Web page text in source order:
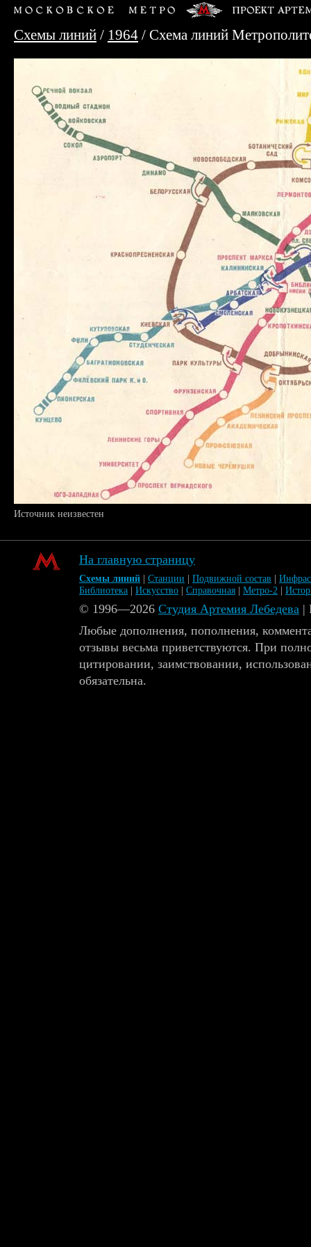
Схемы линий / 1964 / Схема линий
Источник неизвестен
На главную страницу
Схемы линий | Станции | Подвижной состав |
Библиотека | Искусство | Справочная | Метро-2 |
© 1996—2026 Студия Артемия Лебедева |
Любые дополнения, пополнения,
отзывы весьма приветствуются. При
цитировании, заимствовании,
обязательна.